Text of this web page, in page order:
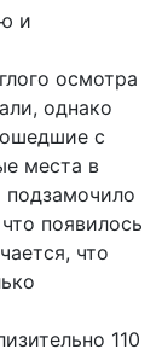
и
осмотра
однако
с
места в
подзамочило
появилось
что
110